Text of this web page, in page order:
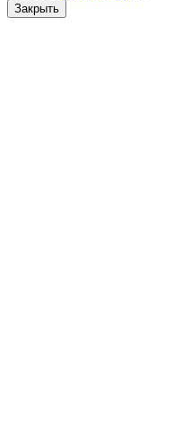
Закрыть